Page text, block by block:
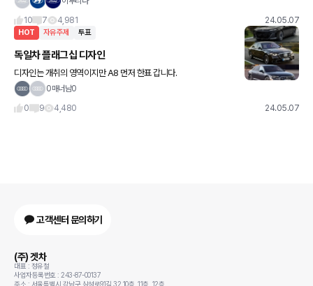
10
7 4,981 24.05.07
HOT 자유주제 투표
독일차 플래그십 디자인
디자인는 개취의 영역이지만 A8 먼저 한표 갑니다.
0매너남0
0
9 4,480 24.05.07
고객센터 문의하기
(주) 겟차
대표 : 정유철
사업자등록번호 : 243-87-00137
주소 : 서울특별시 강남구 삼성로91길 32 10층, 11층, 12층